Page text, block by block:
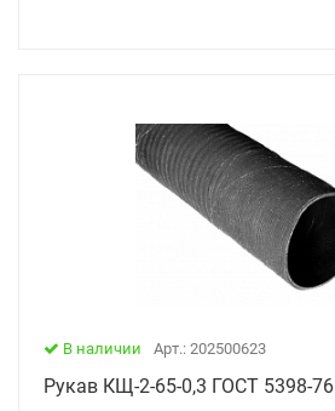
В наличии Арт.: 202500623
Рукав КЩ-2-65-0,3 ГОСТ 5398-76